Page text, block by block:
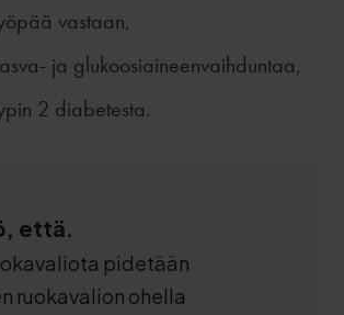
vastaan,
ja glukoosiaineenvaihduntaa,
2 diabetesta.
että.
pidetään
ruokavalion ohella